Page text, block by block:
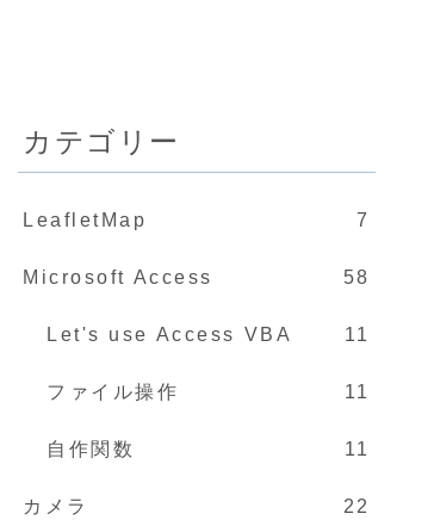
カテゴリー
LeafletMap 7
Microsoft Access 58
Let's use Access VBA 11
ファイル操作 11
自作関数 11
カメラ 22